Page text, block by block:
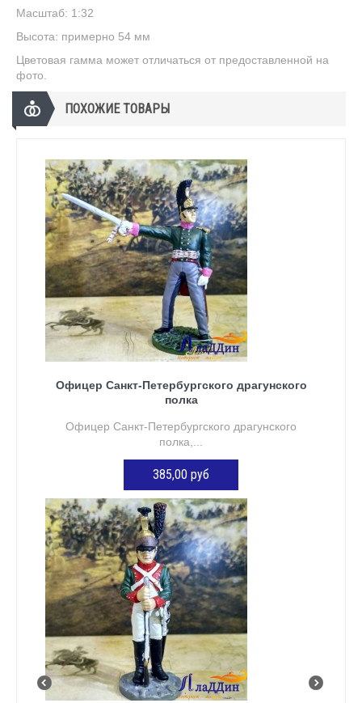
Масштаб: 1:32
Высота: примерно 54 мм
Цветовая гамма может отличаться от предоставленной на
фото.
ПОХОЖИЕ ТОВАРЫ
Офицер Санкт-Петербургского драгунского
полка
Офицер Санкт-Петербургского драгунского
полка,...
385,00 руб
Нет в наличии